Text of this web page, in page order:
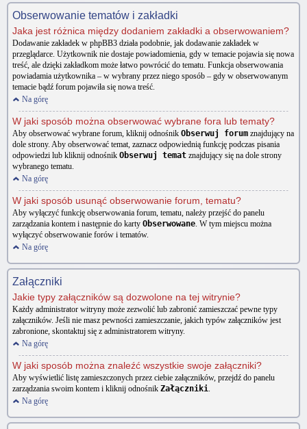
Obserwowanie tematów i zakładki
Jaka jest różnica między dodaniem zakładki a obserwowaniem?
Dodawanie zakładek w phpBB3 działa podobnie, jak dodawanie zakładek w
przeglądarce. Użytkownik nie dostaje powiadomienia, gdy w temacie pojawia się nowa
treść, ale dzięki zakładkom może łatwo powrócić do tematu. Funkcja obserwowania
powiadamia użytkownika – w wybrany przez niego sposób – gdy w obserwowanym
temacie bądź forum pojawiła się nowa treść.
Na górę
W jaki sposób można obserwować wybrane fora lub tematy?
Aby obserwować wybrane forum, kliknij odnośnik Obserwuj forum znajdujący na
dole strony. Aby obserwować temat, zaznacz odpowiednią funkcję podczas pisania
odpowiedzi lub kliknij odnośnik Obserwuj temat znajdujący się na dole strony
wybranego tematu.
Na górę
W jaki sposób usunąć obserwowanie forum, tematu?
Aby wyłączyć funkcję obserwowania forum, tematu, należy przejść do panelu
zarządzania kontem i następnie do karty Obserwowane. W tym miejscu można
wyłączyć obserwowanie forów i tematów.
Na górę
Załączniki
Jakie typy załączników są dozwolone na tej witrynie?
Każdy administrator witryny może zezwolić lub zabronić zamieszczać pewne typy
załączników. Jeśli nie masz pewności zamieszczanie, jakich typów załączników jest
zabronione, skontaktuj się z administratorem witryny.
Na górę
W jaki sposób można znaleźć wszystkie swoje załączniki?
Aby wyświetlić listę zamieszczonych przez ciebie załączników, przejdź do panelu
zarządzania swoim kontem i kliknij odnośnik Załączniki.
Na górę